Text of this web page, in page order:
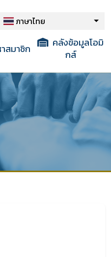
ภาษาไทย
สมาชิก
คลังข้อมูลโอมิ
กส์